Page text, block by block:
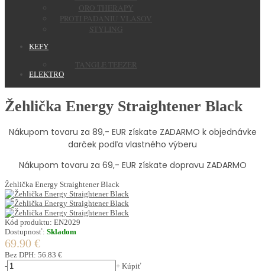
ORO THERAPY
PROTI PADANIU VLASOV
STYLING
KEFY
TANGLE TEEZER
ELEKTRO
Žehlička Energy Straightener Black
Nákupom tovaru za 89,- EUR získate ZADARMO k objednávke
darček podľa vlastného výberu
Nákupom tovaru za 69,- EUR získate dopravu ZADARMO
Žehlička Energy Straightener Black
Kód produktu: EN2029
Dostupnosť: Skladom
69.90 €
Bez DPH: 56.83 €
-
+ Kúpiť